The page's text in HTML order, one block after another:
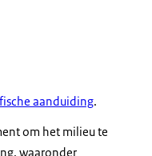
aanduiding.
om het milieu te
waaronder